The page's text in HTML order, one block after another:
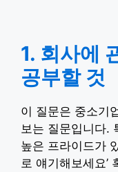
1. 회사에
공부할 것
이 질문은 중소기
보는 질문입니다.
높은 프라이드가
로 얘기해보세요’